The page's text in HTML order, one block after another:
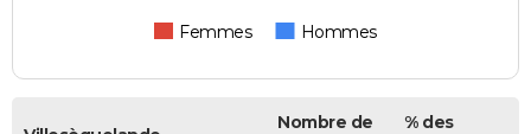
Femmes Hommes
Nombre de
% des